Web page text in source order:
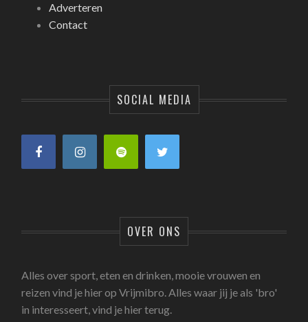
Adverteren
Contact
SOCIAL MEDIA
OVER ONS
Alles over sport, eten en drinken, mooie vrouwen en
reizen vind je hier op Vrijmibro. Alles waar jij je als 'bro'
in interesseert, vind je hier terug.